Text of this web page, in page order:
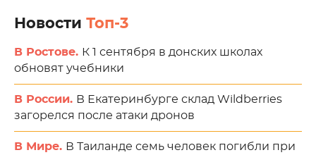
Новости Топ-3
В Ростове. К 1 сентября в донских школах
обновят учебники
В России. В Екатеринбурге склад Wildberries
загорелся после атаки дронов
В Мире. В Таиланде семь человек погибли при